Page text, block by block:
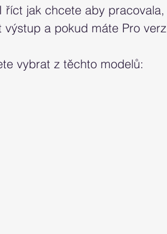
říct jak chcete aby
a pokud máte Pro
vybrat z těchto modelů: